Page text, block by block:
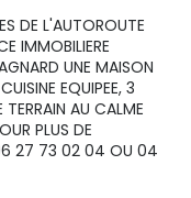
DE L'AUTOROUTE
IMMOBILIERE
UNE MAISON
EQUIPEE, 3
AU CALME
PLUS DE
06 27 73 02 04 OU 04